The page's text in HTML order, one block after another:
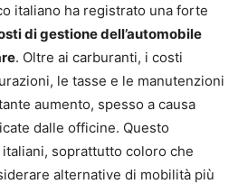
italiano ha registrato una forte
di gestione dell’automobile
. Oltre ai carburanti, i costi
le tasse e le manutenzioni
aumento, spesso a causa
dalle officine. Questo
soprattutto coloro che
alternative di mobilità più